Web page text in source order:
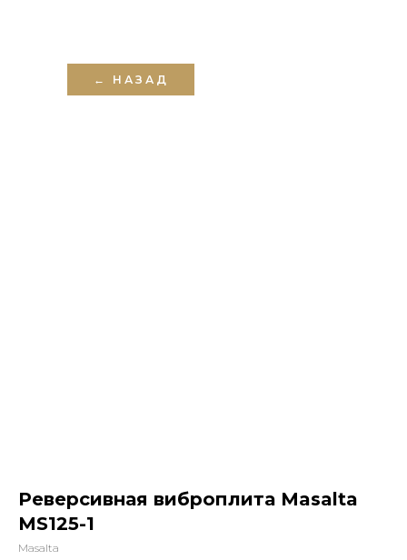
← НАЗАД
Реверсивная виброплита Masalta
MS125-1
Masalta